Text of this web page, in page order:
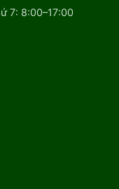
7: 8:00–17:00